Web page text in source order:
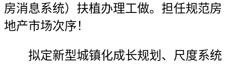
房消息系统）扶植办理工做。担任规范房
地产市场次序！
拟定新型城镇化成长规划、尺度系统